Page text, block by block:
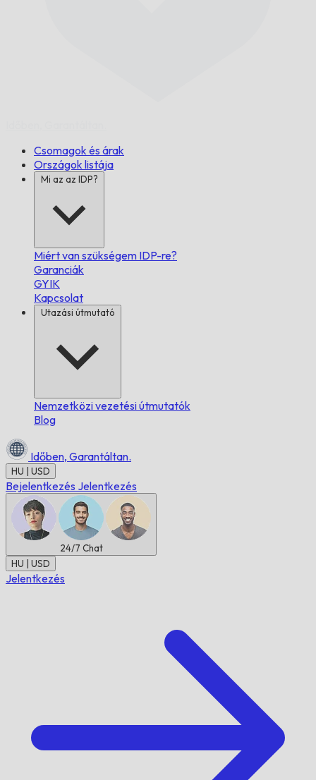
Csomagok és árak
Országok listája
Mi az az IDP?
Miért van szükségem IDP-re?
Garanciák
GYIK
Kapcsolat
Utazási útmutató
Nemzetközi vezetési útmutatók
Blog
Időben, Garantáltan.
HU | USD
Bejelentkezés Jelentkezés
24/7 Chat
HU | USD
Jelentkezés